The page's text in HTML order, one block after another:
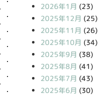
2026年1月 (23)
2025年12月 (25)
2025年11月 (26)
2025年10月 (34)
2025年9月 (38)
2025年8月 (41)
2025年7月 (43)
2025年6月 (30)